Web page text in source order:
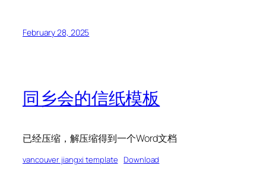
February 28, 2025
同乡会的信纸模板
已经压缩，解压缩得到一个Word文档
vancouver jiangxi template Download